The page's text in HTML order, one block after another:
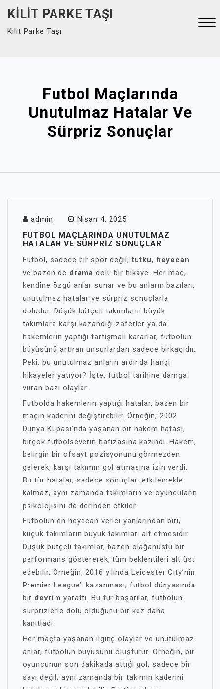
content
KILIT PARKE TAŞI
Kilit Parke Taşı
Futbol Maçlarında
Unutulmaz Hatalar Ve
Sürpriz Sonuçlar
admin Nisan 4, 2025
FUTBOL MAÇLARINDA UNUTULMAZ
HATALAR VE SÜRPRIZ SONUÇLAR
Futbol, sadece bir spor değil;tutku, heyecan
ve bazen de drama dolu bir hikaye. Her maç,
kendine özgü anlar sunar ve bu anların bazıları,
unutulmaz hatalar ve sürpriz sonuçlarla
doludur. Düşük bütçeli takımların büyük
takımlara karşı kazandığı zaferler ya da
hakemlerin yaptığı tartışmalı kararlar, futbolun
büyüsünü artıran unsurlardan sadece birkaçıdır.
Peki, bu unutulmaz anların ardında hangi
hikayeler yatıyor? İşte, futbol tarihine damga
vuran bazı olaylar:
Futbolda hakemlerin yaptığı hatalar, bazen bir
maçın kaderini değiştirebilir. Örneğin, 2002
Dünya Kupası’nda yaşanan bir hakem hatası,
birçok futbolseverin hafızasına kazındı. Hakem,
belirgin bir ofsayt pozisyonunu görmezden
gelerek, karşı takımın gol atmasına izin verdi.
Bu tür hatalar, sadece sonuçları etkilemekle
kalmaz, aynı zamanda takımların ve oyuncuların
psikolojisini de derinden etkiler.
Futbolun en heyecan verici yanlarından biri,
küçük takımların büyük takımları alt etmesidir.
Düşük bütçeli takımlar, bazen olağanüstü bir
performans göstererek, tüm beklentileri alt üst
edebilir. Örneğin, 2016 yılında Leicester City’nin
Premier League’i kazanması, futbol dünyasında
bir devrim yarattı. Bu tür başarılar, futbolun
sürprizlerle dolu olduğunu bir kez daha
kanıtladı.
Her maçta yaşanan ilginç olaylar ve unutulmaz
anlar, futbolun büyüsünü oluşturur. Örneğin, bir
oyuncunun son dakikada attığı gol, sadece bir
sayı değil; aynı zamanda bir takımın kaderini